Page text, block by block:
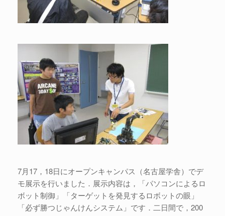
7月17，18日にオープンキャンパス（名古屋学舎）でデ
モ展示を行いました．展示内容は，「パソコンによるロ
ボット制御」「ターゲットを発見するロボットの眼」
「必ず勝つじゃんけんシステム」です．二日間で，200